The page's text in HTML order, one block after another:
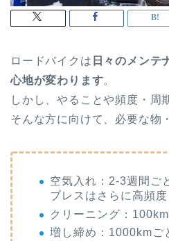
ロードバイクは 日々のメンテ
心地が変わります。
しかし、やることや頻度・周
そんな方に向けて、必要な物
空気入れ：2-3週間
ブレスはさらに高頻度
クリーニング：100km
増し締め：1000km